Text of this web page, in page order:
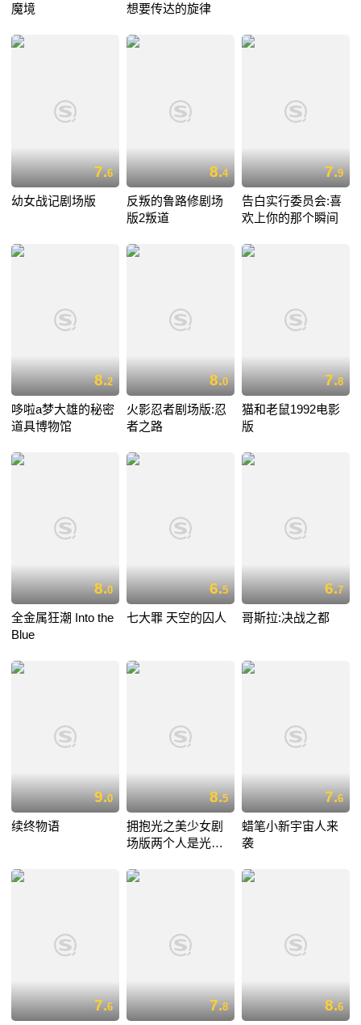
魔境
想要传达的旋律
7.6
幼女战记剧场版
8.4
反叛的鲁路修剧场
版2叛道
7.9
告白实行委员会:喜
欢上你的那个瞬间
8.2
哆啦a梦大雄的秘密
道具博物馆
8.0
火影忍者剧场版:忍
者之路
7.8
猫和老鼠1992电影
版
8.0
全金属狂潮 Into the
Blue
6.5
七大罪 天空的囚人
6.7
哥斯拉:决战之都
9.0
续终物语
8.5
拥抱光之美少女剧
场版两个人是光之
7.6
蜡笔小新宇宙人来
袭
7.6 7.8 8.6